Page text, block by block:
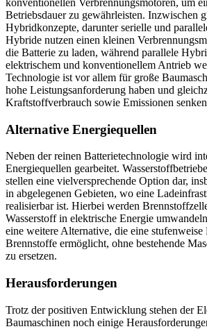
konventionellen Verbrennungsmotoren, um
Betriebsdauer zu gewährleisten. Inzwischen
Hybridkonzepte, darunter serielle und
Hybride nutzen einen kleinen
die Batterie zu laden, während parallele
elektrischem und konventionellem Antrieb
Technologie ist vor allem für große
hohe Leistungsanforderung haben und
Kraftstoffverbrauch sowie Emissionen
Alternative Energiequellen
Neben der reinen Batterietechnologie wird
Energiequellen gearbeitet.
stellen eine vielversprechende Option dar,
in abgelegenen Gebieten, wo eine
realisierbar ist. Hierbei werden
Wasserstoff in elektrische Energie
eine weitere Alternative, die eine
Brennstoffe ermöglicht, ohne bestehende
zu ersetzen.
Herausforderungen
Trotz der positiven Entwicklung stehen der
Baumaschinen noch einige